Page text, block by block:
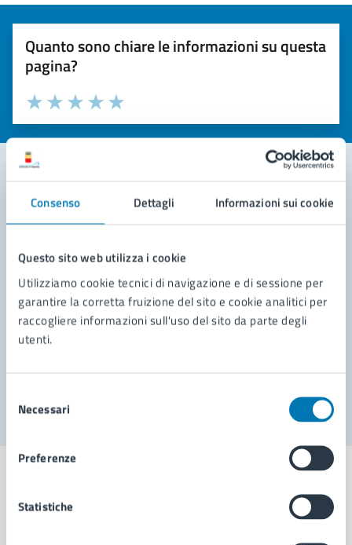
Consenso Dettagli Informazioni sui cookie
Questo sito web utilizza i cookie
Utilizziamo cookie tecnici di navigazione e di sessione per
garantire la corretta fruizione del sito e cookie analitici per
raccogliere informazioni sull'uso del sito da parte degli
utenti.
delNecessari
Preferenze
Statistiche
Quanto sono chiare le informazioni su questa
pagina?
Valuta la chiarezza delle informazioni (da 1 a 5 stelle)
Seleziona il numero di stelle per valutare la chiarezza delle
Valuta 5 stelle su 5
Valuta 4 stelle su 5
Valuta 3 stelle su 5
Valuta 2 stelle su 5
Valuta 1 stelle su 5
Contatta il comune
Richiedi assistenza
Prenota appuntamento
Problemi in città